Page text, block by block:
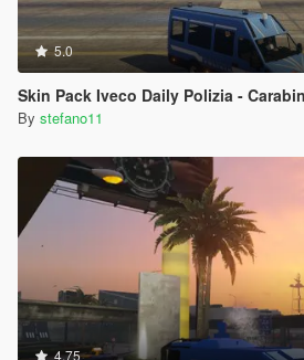
5.0
Skin Pack Iveco Daily Polizia - Carabinieri -
By stefano11
4.75